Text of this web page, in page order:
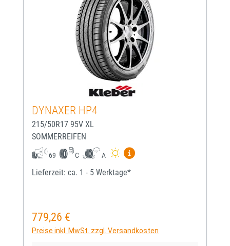
DYNAXER HP4
215/50R17 95V XL
SOMMERREIFEN
69 C A
Mehr Informationen zum
Lieferzeit: ca. 1 - 5 Werktage*
Regulärer Preis:
779,26 €
Preise inkl. MwSt. zzgl. Versandkosten